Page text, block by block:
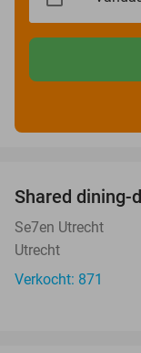
Shared dining-
Se7en Utrecht
Utrecht
Verkocht: 871